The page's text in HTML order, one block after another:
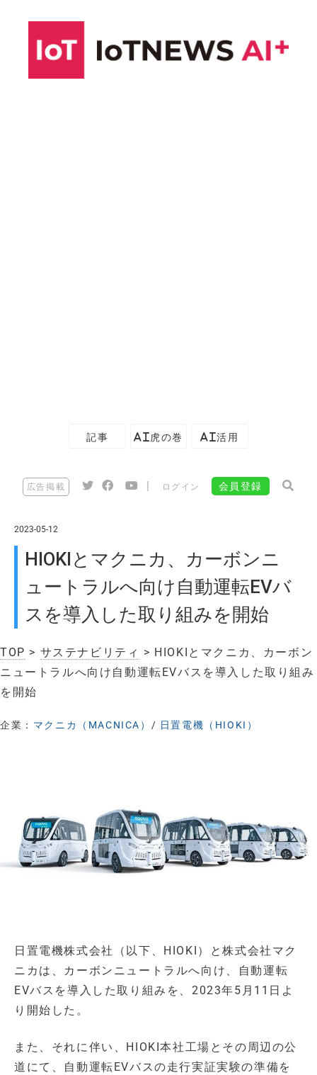
記事 AI虎の巻 AI活用
広告掲載 ログイン 会員登録
2023-05-12
HIOKIとマクニカ、カーボンニ
ュートラルへ向け自動運転EVバ
スを導入した取り組みを開始
TOP > サステナビリティ > HIOKIとマクニカ、カーボン
ニュートラルへ向け自動運転EVバスを導入した取り組み
を開始
企業： マクニカ（MACNICA） / 日置電機（HIOKI）
日置電機株式会社（以下、HIOKI）と株式会社マク
ニカは、カーボンニュートラルへ向け、自動運転
EVバスを導入した取り組みを、2023年5月11日よ
り開始した。
また、それに伴い、HIOKI本社工場とその周辺の公
道にて、自動運転EVバスの走行実証実験の準備を